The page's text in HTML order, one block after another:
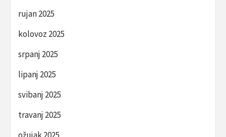
rujan 2025
kolovoz 2025
srpanj 2025
lipanj 2025
svibanj 2025
travanj 2025